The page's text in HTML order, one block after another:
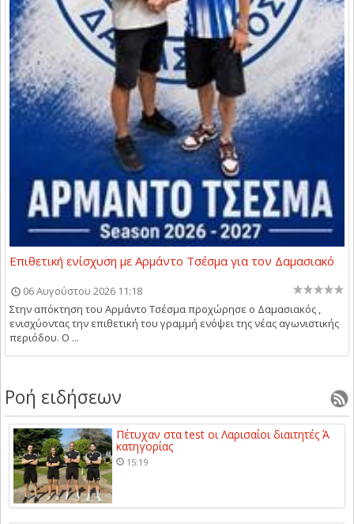
Επιθετική ενίσχυση με Αρμάντο Τσέσμα για τον Δαμασιακό
06 Αυγούστου 2026 11:18
Στην απόκτηση του Αρμάντο Τσέσμα προχώρησε ο Δαμασιακός ,
ενισχύοντας την επιθετική του γραμμή ενόψει της νέας αγωνιστικής
περιόδου. Ο ...
Ροή ειδήσεων
Πέτυχαν στα test οι Λαρισαίοι διαιτητές Ά
κατηγορίας
15:19